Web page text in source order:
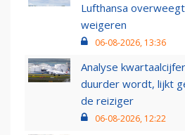
Lufthansa
weigeren
06-08-2026, 13:36
Analyse
duurder wordt, lijkt
de reiziger
06-08-2026, 12:22